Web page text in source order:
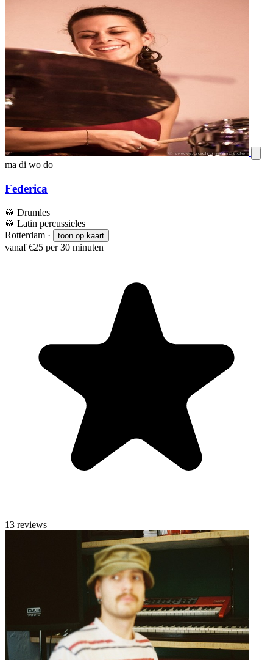
ma di wo do
Federica
🥁 Drumles
🥁 Latin percussieles
Rotterdam · toon op kaart
vanaf €25 per 30 minuten
13 reviews